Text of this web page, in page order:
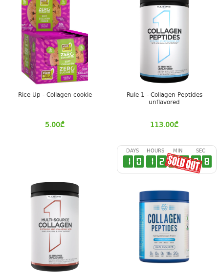
Rice Up - Collagen cookie
5.00₾
Rule 1 - Collagen Peptides
unflavored
113.00₾
DAYS
1 0
HOURS
1 2
MIN
3 8
SEC
2 7